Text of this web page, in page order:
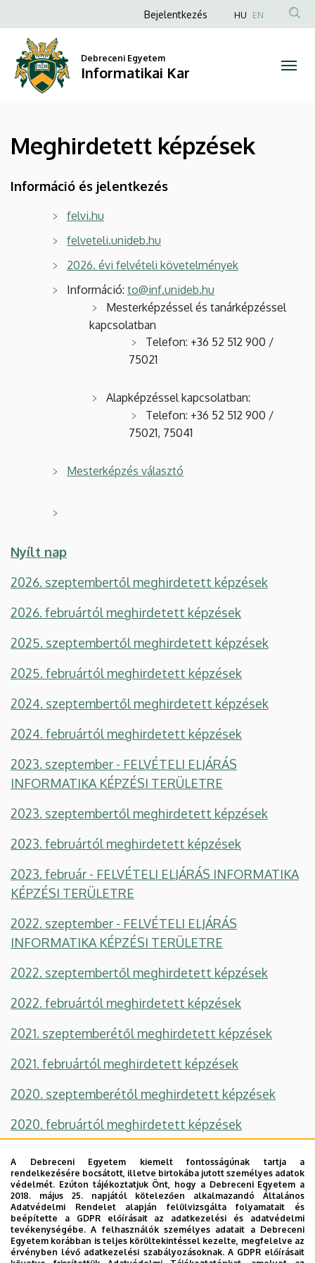
képzések
Informatikai
a
tartalomra
Anonim
fiók
menüje
Bejelentkezés HU EN
Debreceni Egyetem
Informatikai Kar
Meghirdetett képzések
Információ és jelentkezés
felvi.hu
felveteli.unideb.hu
2026. évi felvételi követelmények
Információ: to@inf.unideb.hu
Mesterképzéssel és tanárképzéssel
kapcsolatban
Telefon: +36 52 512 900 /
75021
Alapképzéssel kapcsolatban:
Telefon: +36 52 512 900 /
75021, 75041
Mesterképzés választó
Nyílt nap
2026. szeptembertől meghirdetett képzések
2026. februártól meghirdetett képzések
2025. szeptembertől meghirdetett képzések
2025. februártól meghirdetett képzések
2024. szeptembertől meghirdetett képzések
2024. februártól meghirdetett képzések
2023. szeptember - FELVÉTELI ELJÁRÁS
INFORMATIKA KÉPZÉSI TERÜLETRE
2023. szeptembertől meghirdetett képzések
2023. februártól meghirdetett képzések
2023. február - FELVÉTELI ELJÁRÁS INFORMATIKA
KÉPZÉSI TERÜLETRE
2022. szeptember - FELVÉTELI ELJÁRÁS
INFORMATIKA KÉPZÉSI TERÜLETRE
2022. szeptembertől meghirdetett képzések
2022. februártól meghirdetett képzések
2021. szeptemberétől meghirdetett képzések
2021. februártól meghirdetett képzések
2020. szeptemberétől meghirdetett képzések
2020. februártól meghirdetett képzések
2019. szeptemberétől meghirdetett képzések - pót
2019. szeptemberétől meghirdetett képzések
2019. februártól meghirdetett képzések
További információk:
A Debreceni Egyetem kiemelt fontosságúnak tartja a
rendelkezésére bocsátott, illetve birtokába jutott személyes adatok
védelmét. Ezúton tájékoztatjuk Önt, hogy a Debreceni Egyetem a
2018. május 25. napjától kötelezően alkalmazandó Általános
Adatvédelmi Rendelet alapján felülvizsgálta folyamatait és
beépítette a GDPR előírásait az adatkezelési és adatvédelmi
tevékenységébe. A felhasználók személyes adatait a Debreceni
Egyetem korábban is teljes körültekintéssel kezelte, megfelelve az
érvényben lévő adatkezelési szabályozásoknak. A GDPR előírásait